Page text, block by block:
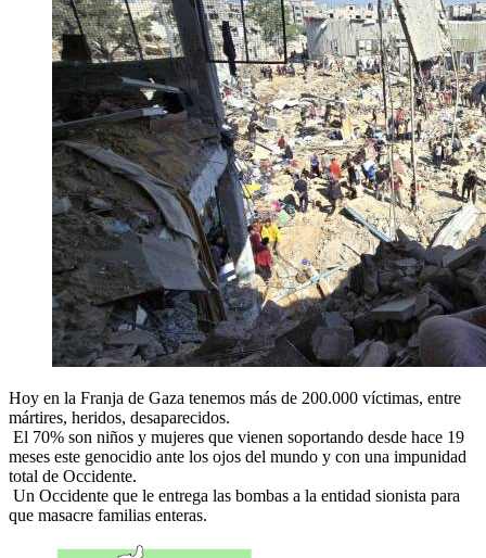
Hoy en la Franja de Gaza tenemos más de 200.000 víctimas, entre
mártires, heridos, desaparecidos.
El 70% son niños y mujeres que vienen soportando desde hace 19
meses este genocidio ante los ojos del mundo y con una impunidad
total de Occidente.
Un Occidente que le entrega las bombas a la entidad sionista para
que masacre familias enteras.